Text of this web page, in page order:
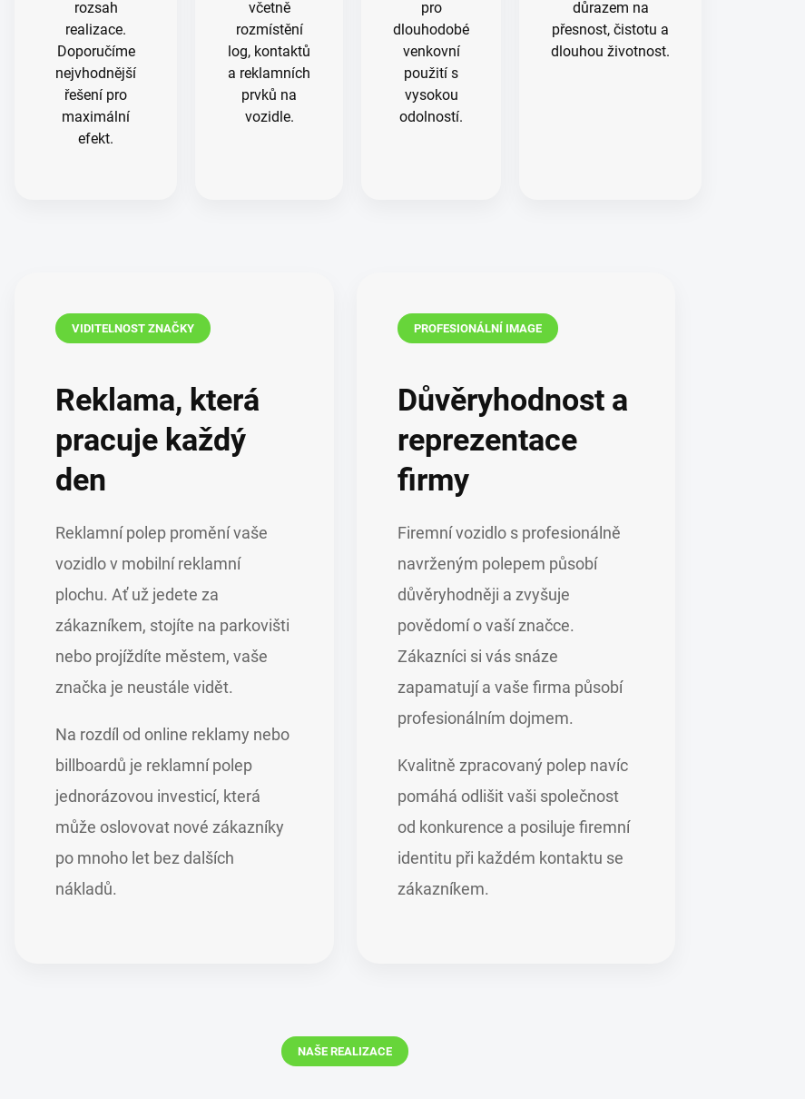
rozsah
realizace.
Doporučíme
nejvhodnější
řešení pro
maximální
efekt.
včetně
rozmístění
log, kontaktů
a reklamních
prvků na
vozidle.
pro
dlouhodobé
venkovní
použití s
vysokou
odolností.
důrazem na
přesnost, čistotu a
dlouhou životnost.
VIDITELNOST ZNAČKY
Reklama, která
pracuje každý
den
Reklamní polep promění vaše
vozidlo v mobilní reklamní
plochu. Ať už jedete za
zákazníkem, stojíte na parkovišti
nebo projíždíte městem, vaše
značka je neustále vidět.
Na rozdíl od online reklamy nebo
billboardů je reklamní polep
jednorázovou investicí, která
může oslovovat nové zákazníky
po mnoho let bez dalších
nákladů.
PROFESIONÁLNÍ IMAGE
Důvěryhodnost a
reprezentace
firmy
Firemní vozidlo s profesionálně
navrženým polepem působí
důvěryhodněji a zvyšuje
povědomí o vaší značce.
Zákazníci si vás snáze
zapamatují a vaše firma působí
profesionálním dojmem.
Kvalitně zpracovaný polep navíc
pomáhá odlišit vaši společnost
od konkurence a posiluje firemní
identitu při každém kontaktu se
zákazníkem.
NAŠE REALIZACE